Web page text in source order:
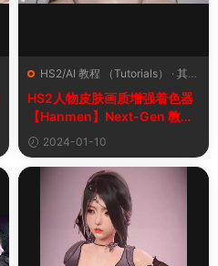
HS2/AI 教程 （Tutorials） · 其
【她】游戏（Other Games）·
插件（Plugins）
HS2人物皮肤画质增强着色器
【Hanmen】Next-Gen 教程
及下载【最新版】
2024-01-10